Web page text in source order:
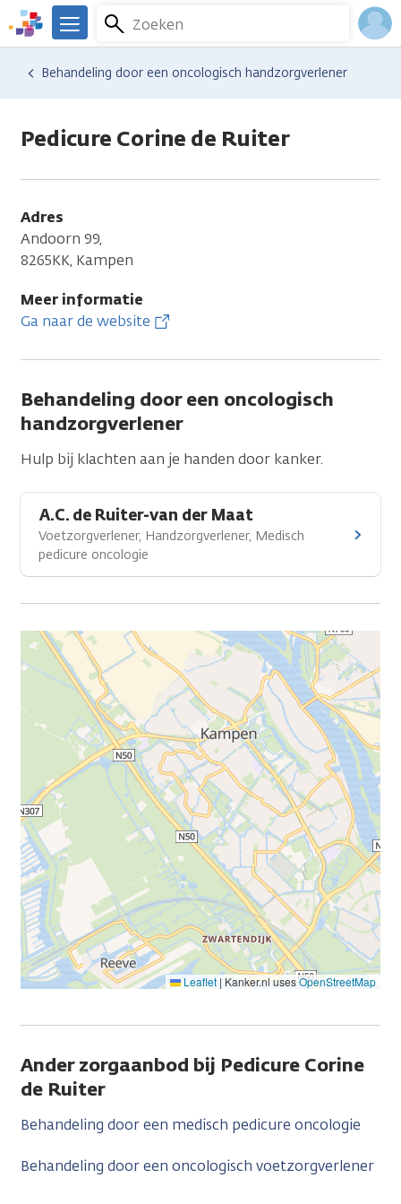
Overslaan
en
naar
We
er
Kanker.nl
Zoeken
Menu
Hulp en ondersteuning
Vind hulp bij kanker
Behandeling door een oncologisch handzorgverlener
Pedicure Corine de Ruiter
Adres
Andoorn 99,
8265KK, Kampen
Meer informatie
Ga naar de website
Behandeling door een oncologisch
handzorgverlener
Hulp bij klachten aan je handen door kanker.
A.C. de Ruiter-van der Maat
Voetzorgverlener, Handzorgverlener, Medisch
pedicure oncologie
Leaflet | Kanker.nl usesOpenStreetMap
Ander zorgaanbod bij Pedicure Corine
de Ruiter
Behandeling door een medisch pedicure oncologie
Behandeling door een oncologisch voetzorgverlener